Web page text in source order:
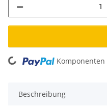
Loading...
Beschreibung